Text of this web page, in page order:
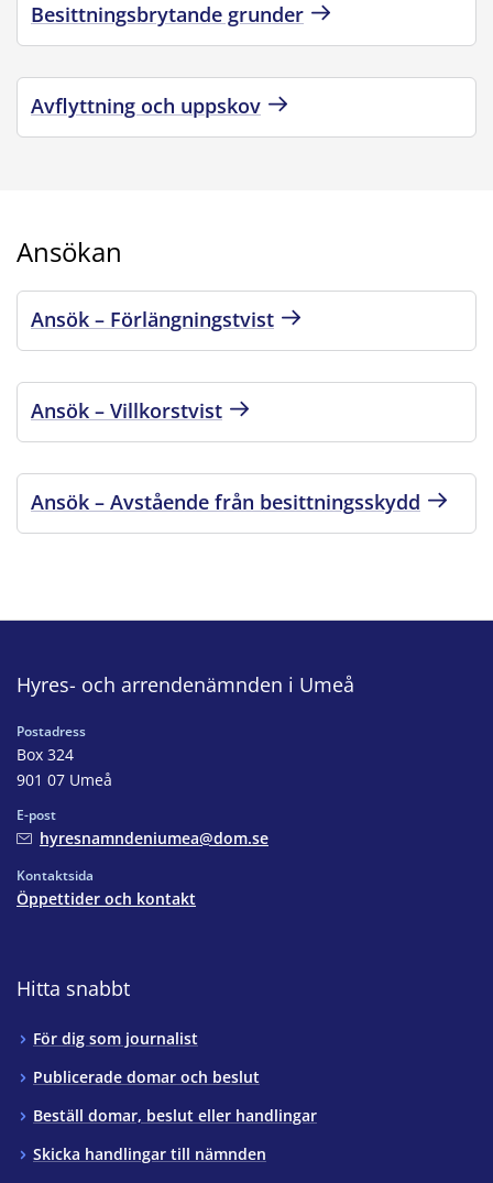
Besittningsbrytande grunder
Avflyttning och uppskov
Ansökan
Ansök – Förlängningstvist
Ansök – Villkorstvist
Ansök – Avstående från besittningsskydd
Hyres- och arrendenämnden i Umeå
Postadress
Box 324
901 07 Umeå
E-post
hyresnamndeniumea@dom.se
Kontaktsida
Öppettider och kontakt
Hitta snabbt
För dig som journalist
Publicerade domar och beslut
Beställ domar, beslut eller handlingar
Skicka handlingar till nämnden